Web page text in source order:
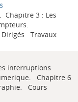
Chapitre 3 : Les
Dirigés Travaux
interruptions.
Chapitre 6
Cours